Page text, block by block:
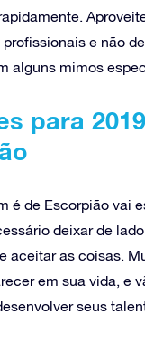
e não
alguns mimos
para
é de Escorpião vai
deixar de
aceitar as coisas.
em sua vida, e
seus